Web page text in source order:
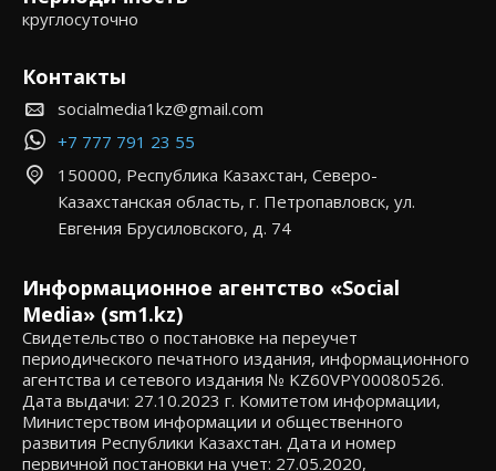
круглосуточно
Контакты
socialmedia1kz@gmail.com
+7 777 791 23 55
150000, Республика Казахстан, Северо-
Казахстанская область, г. Петропавловск, ул.
Евгения Брусиловского, д. 74
Информационное агентство «Social
Media» (sm1.kz)
Свидетельство о постановке на переучет
периодического печатного издания, информационного
агентства и сетевого издания № KZ60VPY00080526.
Дата выдачи: 27.10.2023 г. Комитетом информации,
Министерством информации и общественного
развития Республики Казахстан. Дата и номер
первичной постановки на учет: 27.05.2020,